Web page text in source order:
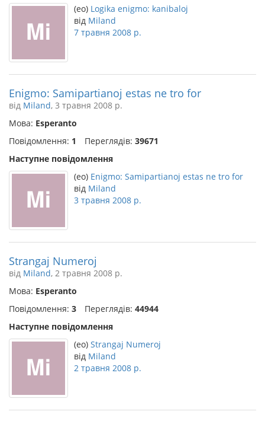
(eo) Logika enigmo: kanibaloj
від Miland
7 травня 2008 р.
Enigmo: Samipartianoj estas ne tro for
від Miland, 3 травня 2008 р.
Мова: Esperanto
Повідомлення: 1 Переглядів: 39671
Наступне повідомлення
(eo) Enigmo: Samipartianoj estas ne tro for
від Miland
3 травня 2008 р.
Strangaj Numeroj
від Miland, 2 травня 2008 р.
Мова: Esperanto
Повідомлення: 3 Переглядів: 44944
Наступне повідомлення
(eo) Strangaj Numeroj
від Miland
2 травня 2008 р.